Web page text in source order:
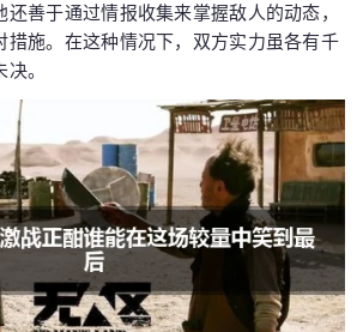
善于通过情报收集来掌握敌人的动态，
措施。在这种情况下，双方实力虽各有千
。